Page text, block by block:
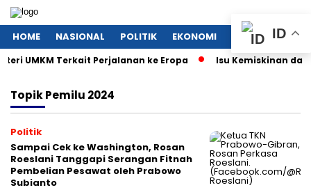
HOME NASIONAL POLITIK EKONOMI MEGAPOLITAN
UMKM Terkait Perjalanan ke Eropa Isu Kemiskinan dan
TopikPemilu 2024
Politik
Sampai Cek ke Washington, Rosan
Roeslani Tanggapi Serangan Fitnah
Pembelian Pesawat oleh Prabowo
Subianto
ID